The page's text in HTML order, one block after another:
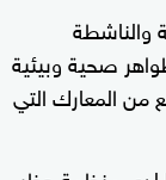
والناشطة
صحية وبيئية
من المعارك التي